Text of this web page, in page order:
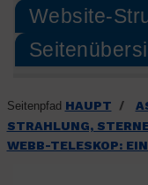
Website-
Seitenpfad HAUPT /
STRAHLUNG,
WEBB-TELESKOP: